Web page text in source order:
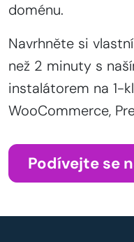
doménu.
Navrhněte si
než 2 minuty s
instalátorem na 1-
WooCommerce,
Podívejte se